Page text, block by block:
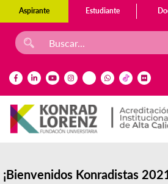
Aspirante Estudiante
¡Bienvenidos Konradistas